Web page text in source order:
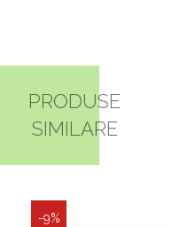
PRODUSE
SIMILARE
-9%